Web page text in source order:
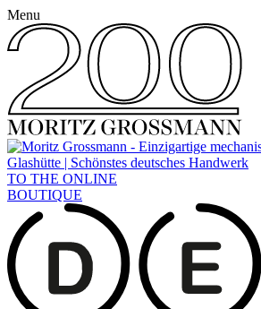
Menu
TO THE ONLINE
BOUTIQUE